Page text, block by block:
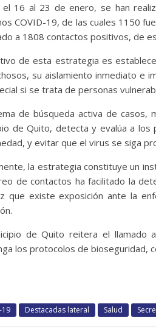
el 16 al 23 de enero, se han
COVID-19, de las cuales 1150
a 1808 contactos positivos, de
de esta estrategia es
su aislamiento inmediato e
si se trata de personas
de búsqueda activa de
de Quito, detecta y evalúa a
y evitar que el virus se siga
la estrategia constituye un
de contactos ha facilitado la
que existe exposición ante la
de Quito reitera el llamado
los protocolos de bioseguridad,
19 Destacadas lateral Salud